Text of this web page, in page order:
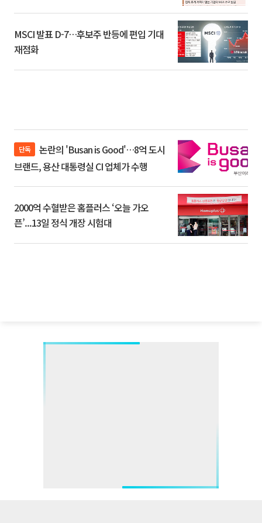
MSCI 발표 D-7…후보주 반등에 편입 기대
재점화
단독
브랜드, 용산 대통령실 CI 업체가 수행
2000억 수혈받은 홈플러스 ‘오늘 가오
픈’...13일 정식 개장 시험대